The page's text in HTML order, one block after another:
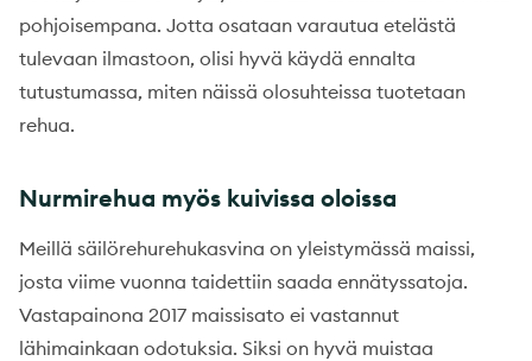
pohjoisempana. Jotta osataan varautua etelästä
tulevaan ilmastoon, olisi hyvä käydä ennalta
tutustumassa, miten näissä olosuhteissa tuotetaan
rehua.
Nurmirehua myös kuivissa oloissa
Meillä säilörehurehukasvina on yleistymässä maissi,
josta viime vuonna taidettiin saada ennätyssatoja.
Vastapainona 2017 maissisato ei vastannut
lähimainkaan odotuksia. Siksi on hyvä muistaa